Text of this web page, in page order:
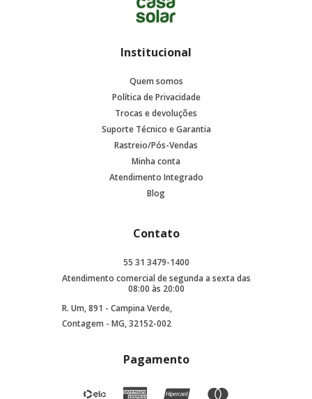
Institucional
Quem somos
Política de Privacidade
Trocas e devoluções
Suporte Técnico e Garantia
Rastreio/Pós-Vendas
Minha conta
Atendimento Integrado
Blog
Contato
55 31 3479-1400
Atendimento comercial de segunda a sexta das
08:00 às 20:00
R. Um, 891 - Campina Verde,
Contagem - MG, 32152-002
Pagamento